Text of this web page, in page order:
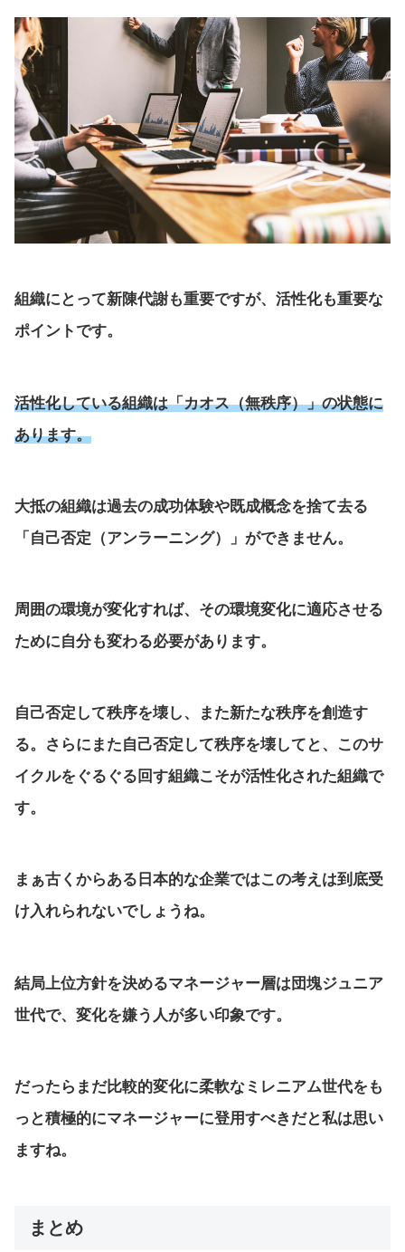
組織にとって新陳代謝も重要ですが、活性化も重要な
ポイントです。
活性化している組織は「カオス（無秩序）」の状態に
あります。
大抵の組織は過去の成功体験や既成概念を捨て去る
「自己否定（アンラーニング）」ができません。
周囲の環境が変化すれば、その環境変化に適応させる
ために自分も変わる必要があります。
自己否定して秩序を壊し、また新たな秩序を創造す
る。さらにまた自己否定して秩序を壊してと、このサ
イクルをぐるぐる回す組織こそが活性化された組織で
す。
まぁ古くからある日本的な企業ではこの考えは到底受
け入れられないでしょうね。
結局上位方針を決めるマネージャー層は団塊ジュニア
世代で、変化を嫌う人が多い印象です。
だったらまだ比較的変化に柔軟なミレニアム世代をも
っと積極的にマネージャーに登用すべきだと私は思い
ますね。
まとめ